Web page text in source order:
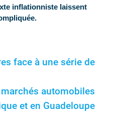
inflationniste laissent
face à une série de
automobiles
et en Guadeloupe